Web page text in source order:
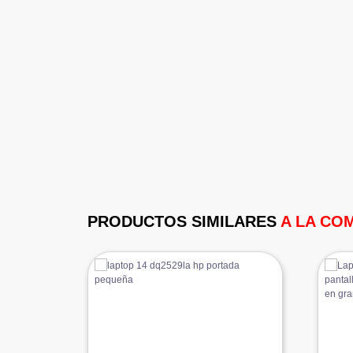
PRODUCTOS SIMILARES A LA